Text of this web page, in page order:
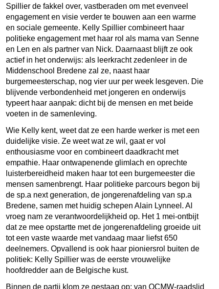
Spillier de fakkel over, vastberaden om met evenveel
engagement en visie verder te bouwen aan een warme
en sociale gemeente. Kelly Spillier combineert haar
politieke engagement met haar rol als mama van Senne
en Len en als partner van Nick. Daarnaast blijft ze ook
actief in het onderwijs: als leerkracht zedenleer in de
Middenschool Bredene zal ze, naast haar
burgemeesterschap, nog vier uur per week lesgeven. Die
blijvende verbondenheid met jongeren en onderwijs
typeert haar aanpak: dicht bij de mensen en met beide
voeten in de samenleving.
Wie Kelly kent, weet dat ze een harde werker is met een
duidelijke visie. Ze weet wat ze wil, gaat er vol
enthousiasme voor en combineert daadkracht met
empathie. Haar ontwapenende glimlach en oprechte
luisterbereidheid maken haar tot een burgemeester die
mensen samenbrengt. Haar politieke parcours begon bij
de sp.a next generation, de jongerenafdeling van sp.a
Bredene, samen met huidig schepen Alain Lynneel. Al
vroeg nam ze verantwoordelijkheid op. Het 1 mei-ontbijt
dat ze mee opstartte met de jongerenafdeling groeide uit
tot een vaste waarde met vandaag maar liefst 650
deelnemers. Opvallend is ook haar pioniersrol buiten de
politiek: Kelly Spillier was de eerste vrouwelijke
hoofdredder aan de Belgische kust.
Binnen de partij klom ze gestaag op: van OCMW-raadslid